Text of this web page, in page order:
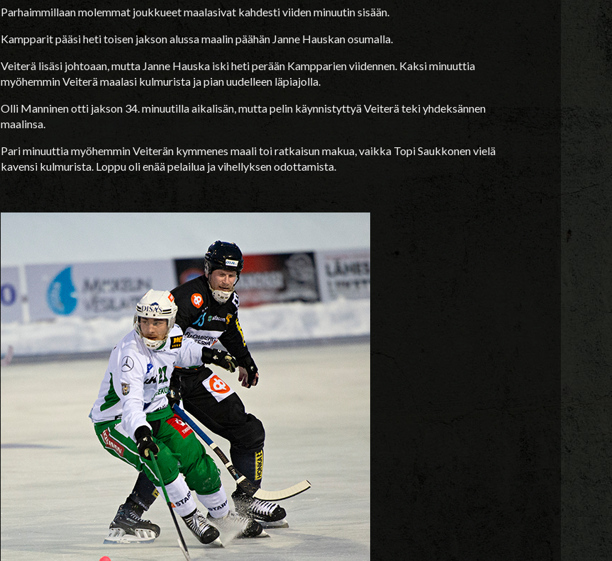
Parhaimmillaan molemmat joukkueet maalasivat kahdesti viiden minuutin sisään.
Kampparit pääsi heti toisen jakson alussa maalin päähän Janne Hauskan osumalla.
Veiterä lisäsi johtoaan, mutta Janne Hauska iski heti perään Kampparien viidennen. Kaksi minuuttia
myöhemmin Veiterä maalasi kulmurista ja pian uudelleen läpiajolla.
Olli Manninen otti jakson 34. minuutilla aikalisän, mutta pelin käynnistyttyä Veiterä teki yhdeksännen
maalinsa.
Pari minuuttia myöhemmin Veiterän kymmenes maali toi ratkaisun makua, vaikka Topi Saukkonen vielä
kavensi kulmurista. Loppu oli enää pelailua ja vihellyksen odottamista.